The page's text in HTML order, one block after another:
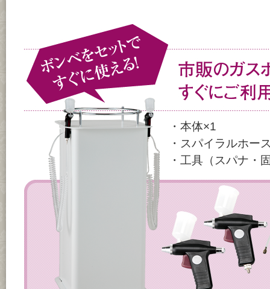
・本体×1
・スパイラルホー
・工具（スパナ・